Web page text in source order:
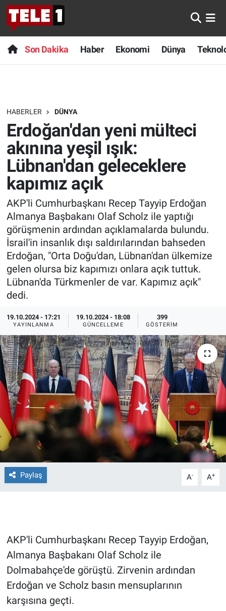
Son Dakika Haber Ekonomi Dünya
HABERLER DÜNYA
Erdoğan'dan yeni mülteci
akınına yeşil ışık:
Lübnan'dan geleceklere
kapımız açık
AKP'li Cumhurbaşkanı Recep Tayyip Erdoğan
Almanya Başbakanı Olaf Scholz ile yaptığı
görüşmenin ardından açıklamalarda bulundu.
İsrail'in insanlık dışı saldırılarından bahseden
Erdoğan, "Orta Doğu'dan, Lübnan'dan ülkemize
gelen olursa biz kapımızı onlara açık tuttuk.
Lübnan'da Türkmenler de var. Kapımız açık"
dedi.
19.10.2024 - 17:21
YAYINLANMA
19.10.2024 - 18:08
GÜNCELLEME
399
GÖSTERIM
Paylaş A- A+
AKP'li Cumhurbaşkanı Recep Tayyip Erdoğan,
Almanya Başbakanı Olaf Scholz ile
Dolmabahçe'de görüştü. Zirvenin ardından
Erdoğan ve Scholz basın mensuplarının
karşısına geçti.
Anında Manşet
Başka Sohbetler
Bilim turu
Bilim ve Teknoloji Evreni
Doğa Konuşuyor
Dünya
Ege Saati
Ege'den Esintiler
Eğitim
Eğlence
Ekonomi
Forum
Gerçeğin İzinde
Gün Başlıyor
Gün Bitiyor
Gün Ortası
Gündem Özel
İlan
Kimdir
Koronavirüs
Son Dakika
Haber
Dünya
Teknoloji
Sağlık
Spor
Yayın Akışı
İletişim
Nöbetçi Eczaneler
Hava Durumu
Trafik Durumu
Süper Lig Puan Durumu ve Fikstür
Tüm Manşetler
Son Dakika Haberleri
Haber Arşivi